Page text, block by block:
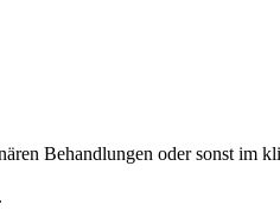
Behandlungen oder sonst im